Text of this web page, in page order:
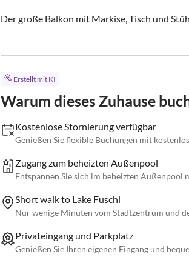
Der große Balkon mit Markise, Tisch und
Erstellt mit KI
Warum dieses Zuhause
Kostenlose Stornierung verfügbar
Genießen Sie flexible Buchungen mit
Zugang zum beheizten Außenpool
Entspannen Sie sich im beheizten
Short walk to Lake Fuschl
Nur wenige Minuten vom Stadtzentrum und
Privateingang und Parkplatz
Genießen Sie Ihren eigenen Eingang und